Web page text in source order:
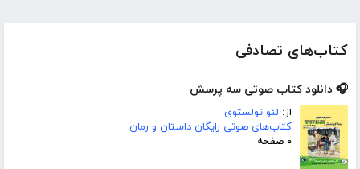
کتاب‌های تصادفی
🎧 دانلود کتاب صوتی سه پرسش
از: لئو تولستوی
کتاب‌های صوتی رایگان داستان و رمان
۰ صفحه